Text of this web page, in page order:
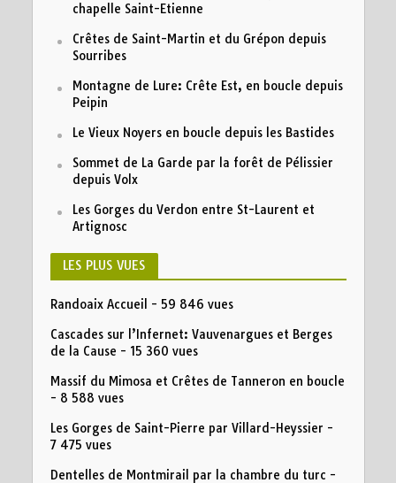
chapelle Saint-Etienne
Crêtes de Saint-Martin et du Grépon depuis
Sourribes
Montagne de Lure: Crête Est, en boucle depuis
Peipin
Le Vieux Noyers en boucle depuis les Bastides
Sommet de La Garde par la forêt de Pélissier
depuis Volx
Les Gorges du Verdon entre St-Laurent et
Artignosc
LES PLUS VUES
Randoaix Accueil - 59 846 vues
Cascades sur l’Infernet: Vauvenargues et Berges
de la Cause - 15 360 vues
Massif du Mimosa et Crêtes de Tanneron en boucle
- 8 588 vues
Les Gorges de Saint-Pierre par Villard-Heyssier -
7 475 vues
Dentelles de Montmirail par la chambre du turc -